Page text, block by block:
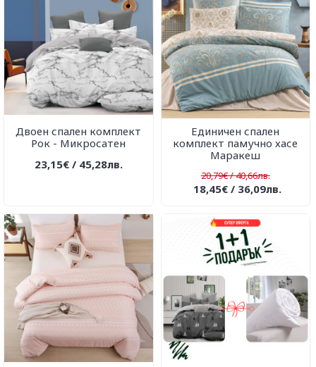
Двоен спален комплект
Рок - Микросатен
23,15€ / 45,28лв.
Единичен спален
комплект памучно хасе
Маракеш
20,79€ / 40,66лв.
18,45€ / 36,09лв.